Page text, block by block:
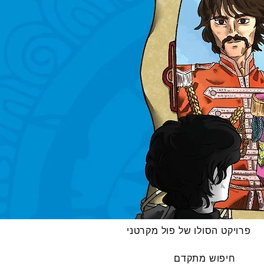
פרויקט הסולו של פול מקרטני
חיפוש מתקדם